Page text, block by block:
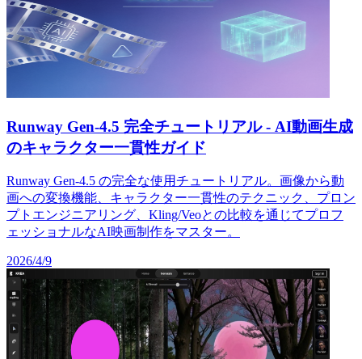
Runway Gen-4.5 完全チュートリアル - AI動画生成
のキャラクター一貫性ガイド
Runway Gen-4.5 の完全な使用チュートリアル。画像から動
画への変換機能、キャラクター一貫性のテクニック、プロン
プトエンジニアリング、Kling/Veoとの比較を通じてプロフ
ェッショナルなAI映画制作をマスター。
2026/4/9